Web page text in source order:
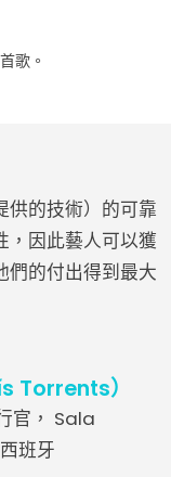
歌。
供的技術）的可靠
，因此藝人可以獲
們的付出得到最大
Torrents）
官， Sala
班牙